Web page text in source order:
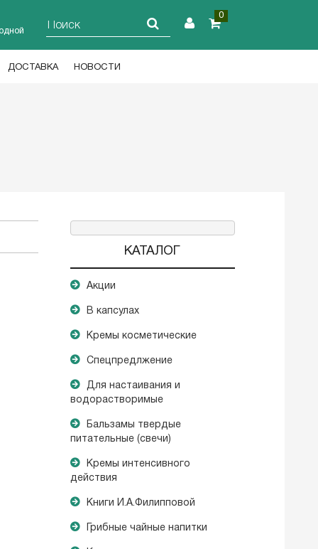
0
ДОСТАВКА НОВОСТИ
КАТАЛОГ
Акции
В капсулах
Кремы косметические
Спецпредлжение
Для настаивания и
водорастворимые
Бальзамы твердые
питательные (свечи)
Кремы интенсивного
действия
Книги И.А.Филипповой
Грибные чайные напитки